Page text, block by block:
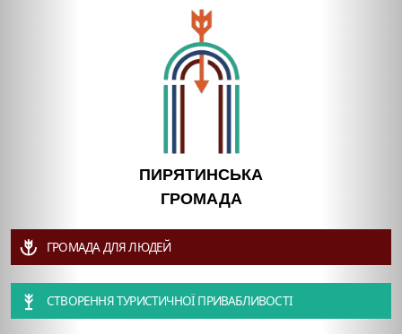
ПИРЯТИНСЬКА
ГРОМАДА
ГРОМАДА ДЛЯ ЛЮДЕЙ
СТВОРЕННЯ ТУРИСТИЧНОЇ ПРИВАБЛИВОСТІ